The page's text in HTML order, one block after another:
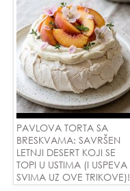
PAVLOVA TORTA SA
BRESKVAMA: SAVRŠEN
LETNJI DESERT KOJI SE
TOPI U USTIMA (I USPEVA
SVIMA UZ OVE TRIKOVE)!